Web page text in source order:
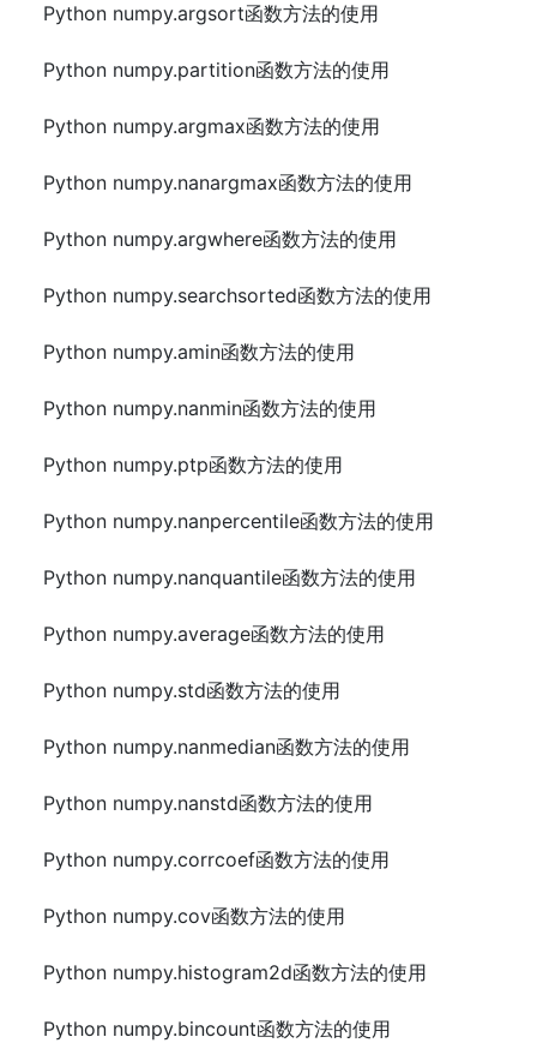
Python numpy.argsort函数方法的使用
Python numpy.partition函数方法的使用
Python numpy.argmax函数方法的使用
Python numpy.nanargmax函数方法的使用
Python numpy.argwhere函数方法的使用
Python numpy.searchsorted函数方法的使用
Python numpy.amin函数方法的使用
Python numpy.nanmin函数方法的使用
Python numpy.ptp函数方法的使用
Python numpy.nanpercentile函数方法的使用
Python numpy.nanquantile函数方法的使用
Python numpy.average函数方法的使用
Python numpy.std函数方法的使用
Python numpy.nanmedian函数方法的使用
Python numpy.nanstd函数方法的使用
Python numpy.corrcoef函数方法的使用
Python numpy.cov函数方法的使用
Python numpy.histogram2d函数方法的使用
Python numpy.bincount函数方法的使用